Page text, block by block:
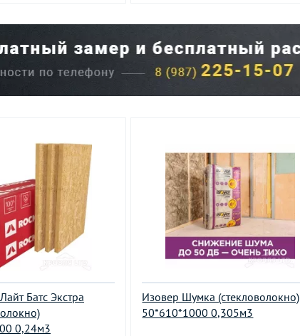
Батс Экстра
0,24м3
Изовер Шумка (стекловолокно)
50*610*1000 0,305м3